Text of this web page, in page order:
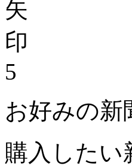
5
お好みの新
購入したい